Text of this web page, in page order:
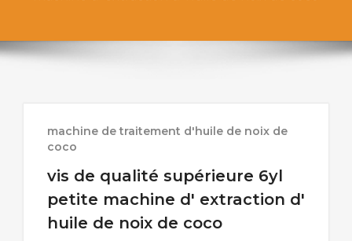
machine de traitement d'huile de noix de
coco
vis de qualité supérieure 6yl
petite machine d' extraction d'
huile de noix de coco